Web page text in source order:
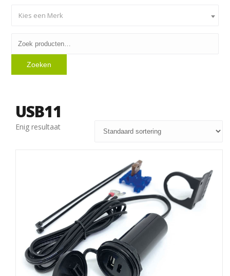
Kies een Merk
Zoeken
naar:
Zoeken
USB11
Enig resultaat